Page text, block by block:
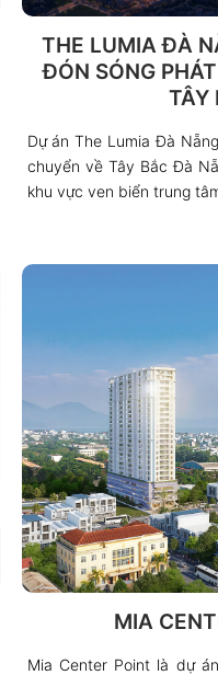
THE LUMIA ĐÀ
ĐÓN SÓNG
TÂY
Dự án The Lumia Đà
chuyển về Tây Bắc Đà
khu vực ven biển trung
MIA
Mia Center Point là dự